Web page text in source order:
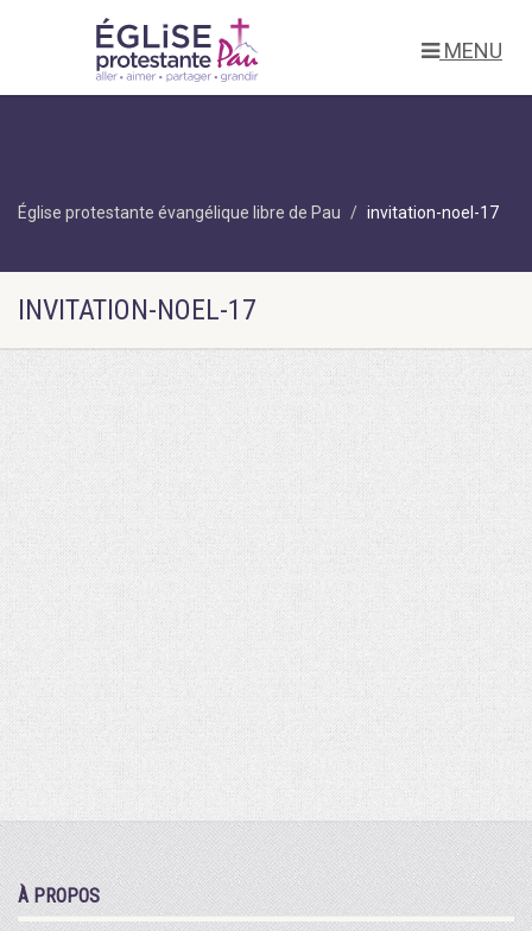
MENU
Église protestante évangélique libre de Pau invitation-noel-17
INVITATION-NOEL-17
À PROPOS